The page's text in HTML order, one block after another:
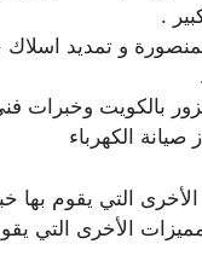
.
و تمديد اسلاك
بالكويت وخبرات
صيانة الكهرباء
التي يقوم بها
الأخرى التي